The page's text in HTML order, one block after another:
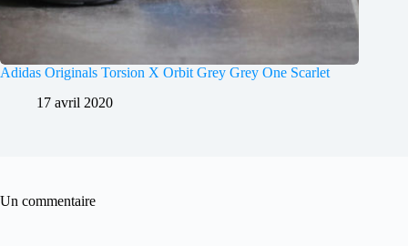
Adidas Originals Torsion X Orbit Grey Grey One Scarlet
17 avril 2020
Un commentaire